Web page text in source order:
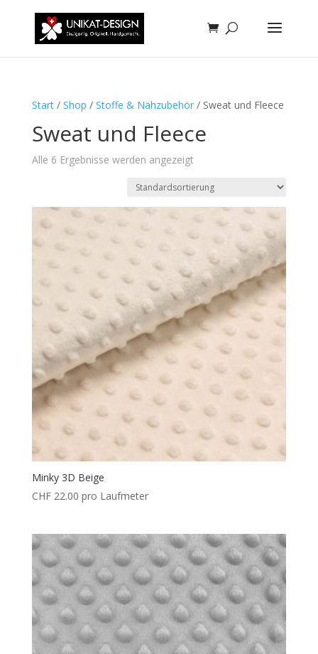
Start/ Shop / Stoffe & Nähzubehör/ Sweat und Fleece
Sweat und Fleece
Alle 6 Ergebnisse werden angezeigt
Minky 3D Beige
CHF22.00 pro Laufmeter